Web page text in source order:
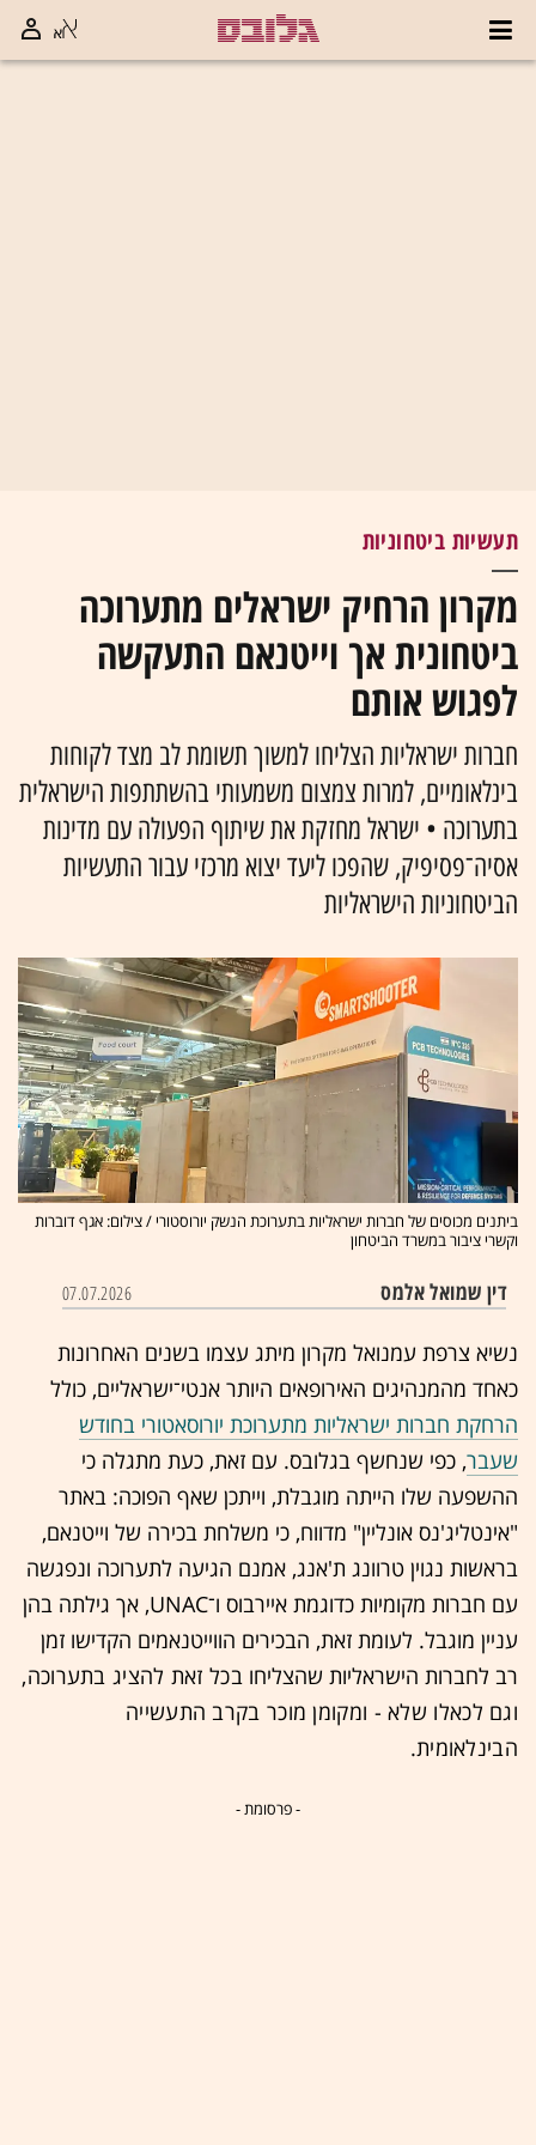
תעשיות ביטחוניות
מקרון הרחיק ישראלים מתערוכה
ביטחונית אך וייטנאם התעקשה
לפגוש אותם
חברות ישראליות הצליחו למשוך תשומת לב מצד לקוחות
בינלאומיים, למרות צמצום משמעותי בהשתתפות הישראלית
בתערוכה • ישראל מחזקת את שיתוף הפעולה עם מדינות
אסיה־פסיפיק, שהפכו ליעד יצוא מרכזי עבור התעשיות
הביטחוניות הישראליות
ביתנים מכוסים של חברות ישראליות בתערוכת הנשק יורוסטורי / צילום: אגף דוברות
וקשרי ציבור במשרד הביטחון
דין שמואל אלמס 07.07.2026
נשיא צרפת עמנואל מקרון מיתג עצמו בשנים האחרונות
כאחד מהמנהיגים האירופאים היותר אנטי־ישראליים, כולל
הרחקת חברות ישראליות מתערוכת יורוסאטורי בחודש
שעבר, כפי שנחשף בגלובס. עם זאת, כעת מתגלה כי
ההשפעה שלו הייתה מוגבלת, וייתכן שאף הפוכה: באתר
"אינטליג'נס אונליין" מדווח, כי משלחת בכירה של וייטנאם,
בראשות נגוין טרוונג ת'אנג, אמנם הגיעה לתערוכה ונפגשה
עם חברות מקומיות כדוגמת איירבוס ו־UNAC, אך גילתה בהן
עניין מוגבל. לעומת זאת, הבכירים הווייטנאמים הקדישו זמן
רב לחברות הישראליות שהצליחו בכל זאת להציג בתערוכה,
וגם לכאלו שלא - ומקומן מוכר בקרב התעשייה
הבינלאומית.
- פרסומת -